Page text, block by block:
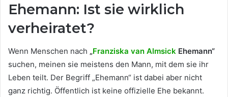
Ehemann: Ist sie wirklich
verheiratet?
Wenn Menschen nach „Franziska van Almsick Ehemann“
suchen, meinen sie meistens den Mann, mit dem sie ihr
Leben teilt. Der Begriff „Ehemann“ ist dabei aber nicht
ganz richtig. Öffentlich ist keine offizielle Ehe bekannt.